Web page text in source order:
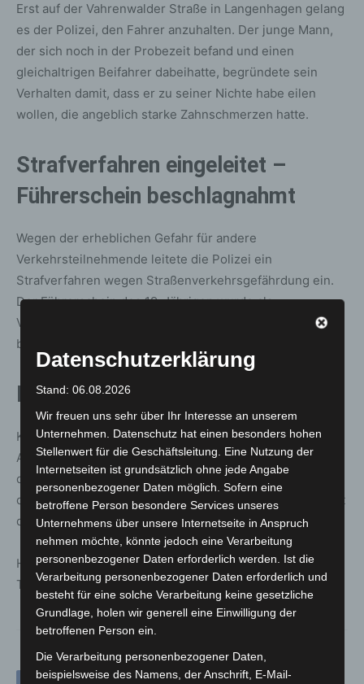
Erst auf der Vahrenwalder Straße in Langenhagen gelang
es der Polizei, den Fahrer anzuhalten. Der junge Mann,
der sich noch in der Probezeit befand und einen
gleichaltrigen Beifahrer dabeihatte, begründete sein
Verhalten damit, dass er zu seiner Nichte habe eilen
wollen, die angeblich starke Zahnschmerzen hatte.
Strafverfahren eingeleitet –
Führerschein beschlagnahmt
Wegen der erheblichen Gefahr für andere
Verkehrsteilnehmende leitete die Polizei ein
Strafverfahren wegen Straßenverkehrsgefährdung ein.
Der Führerschein des 19-Jährigen wurde als
Vorbereitung möglicher Entziehungsmaßnahmen
beschlagnahmt.
Polizei bittet um Zeugenhinweise
Kurz nach dem Anhalten meldete sich ein weiterer
Autofahrer, der die riskanten Überholmanöver bereits ab
dem Autobahnkreuz Hannover-Ost beobachtet hatte. Um
das Fahrverhalten umfassend aufklären zu können, sucht
die Polizei weitere Zeugen.
Hinweise nimmt die Autobahnpolizei unter der
Telefonnummer 0511 109-8930 entgegen.
Datenschutzerklärung
Stand: 06.08.2026
Wir freuen uns sehr über Ihr Interesse an unserem
Unternehmen. Datenschutz hat einen besonders hohen
Stellenwert für die Geschäftsleitung. Eine Nutzung der
Internetseiten ist grundsätzlich ohne jede Angabe
personenbezogener Daten möglich. Sofern eine
betroffene Person besondere Services unseres
Unternehmens über unsere Internetseite in Anspruch
nehmen möchte, könnte jedoch eine Verarbeitung
personenbezogener Daten erforderlich werden. Ist die
Verarbeitung personenbezogener Daten erforderlich und
besteht für eine solche Verarbeitung keine gesetzliche
Grundlage, holen wir generell eine Einwilligung der
betroffenen Person ein.
Die Verarbeitung personenbezogener Daten,
beispielsweise des Namens, der Anschrift, E-Mail-